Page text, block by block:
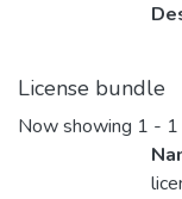
License bundle
Now showing 1 -